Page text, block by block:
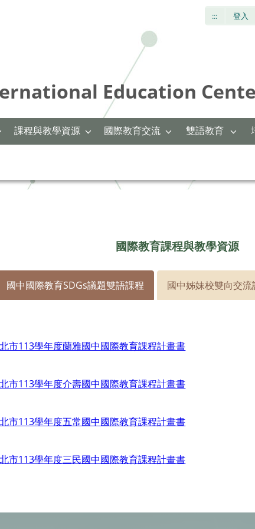
::: 登入
Education
課程與教學資源 國際教育交流 雙語教育
國際教育課程與教學資源
國中國際教育SDGs議題雙語課程 國中姊妹校雙向交流
市113學年度蘭雅國中國際教育課程計畫書
市113學年度介壽國中國際教育課程計畫書
市113學年度五常國中國際教育課程計畫書
市113學年度三民國中國際教育課程計畫書